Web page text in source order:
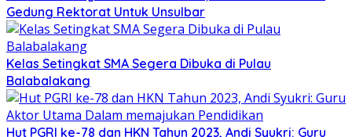
Gedung Rektorat Untuk Unsulbar
Kelas Setingkat SMA Segera Dibuka di Pulau
Balabalakang
Hut PGRI ke-78 dan HKN Tahun 2023, Andi Syukri: Guru